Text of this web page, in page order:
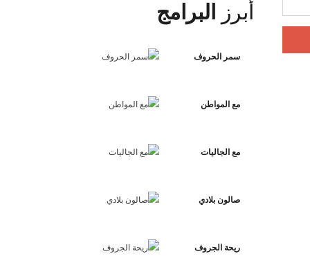
أبرز البرامج
سمر الحروف
مع المواطن
مع الجاليات
صالون بلادي
ريحة الجروف